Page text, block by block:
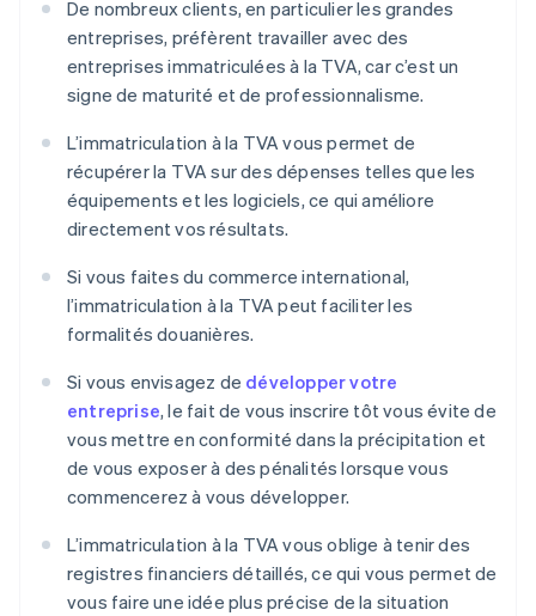
De nombreux clients, en particulier les grandes
entreprises, préfèrent travailler avec des
entreprises immatriculées à la TVA, car c’est un
signe de maturité et de professionnalisme.
L’immatriculation à la TVA vous permet de
récupérer la TVA sur des dépenses telles que les
équipements et les logiciels, ce qui améliore
directement vos résultats.
Si vous faites du commerce international,
l’immatriculation à la TVA peut faciliter les
formalités douanières.
Si vous envisagez de développer votre
entreprise, le fait de vous inscrire tôt vous évite de
vous mettre en conformité dans la précipitation et
de vous exposer à des pénalités lorsque vous
commencerez à vous développer.
L’immatriculation à la TVA vous oblige à tenir des
registres financiers détaillés, ce qui vous permet de
vous faire une idée plus précise de la situation